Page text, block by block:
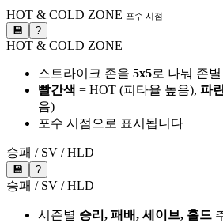
HOT & COLD ZONE 포수 시점
💾 ?
HOT & COLD ZONE
스트라이크 존을 5x5로 나눠 존
빨간색 = HOT (피타율 높음), 파
음)
포수 시점으로 표시됩니다
승패 / SV / HLD
💾 ?
승패 / SV / HLD
시즌별 승리, 패배, 세이브, 홀드